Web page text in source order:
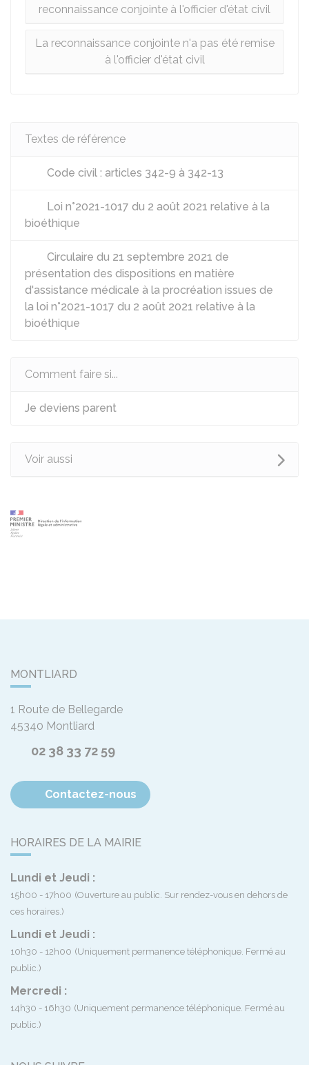
reconnaissance conjointe à l'officier d'état civil
La reconnaissance conjointe n'a pas été remise
à l'officier d'état civil
Textes de référence
Code civil : articles 342-9 à 342-13
Loi n°2021-1017 du 2 août 2021 relative à la
bioéthique
Circulaire du 21 septembre 2021 de
présentation des dispositions en matière
d'assistance médicale à la procréation issues de
la loi n°2021-1017 du 2 août 2021 relative à la
bioéthique
Comment faire si...
Je deviens parent
Voir aussi
MONTLIARD
1 Route de Bellegarde
45340 Montliard
02 38 33 72 59
Contactez-nous
HORAIRES DE LA MAIRIE
Lundi et Jeudi :
15h00 - 17h00 (Ouverture au public. Sur rendez-vous en dehors de
ces horaires.)
Lundi et Jeudi :
10h30 - 12h00 (Uniquement permanence téléphonique. Fermé au
public.)
Mercredi :
14h30 - 16h30 (Uniquement permanence téléphonique. Fermé au
public.)